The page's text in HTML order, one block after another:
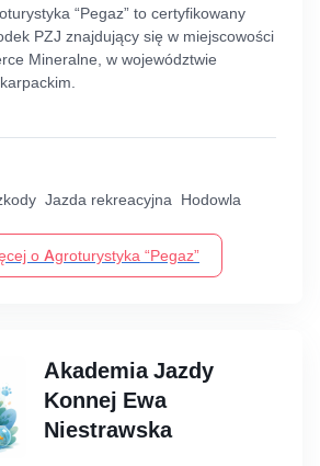
“Pegaz” to certyfikowany
PZJ znajdujący się w miejscowości
Mineralne, w województwie
Jazda rekreacyjna Hodowla
o Agroturystyka “Pegaz”
Akademia Jazdy
Konnej Ewa
Niestrawska